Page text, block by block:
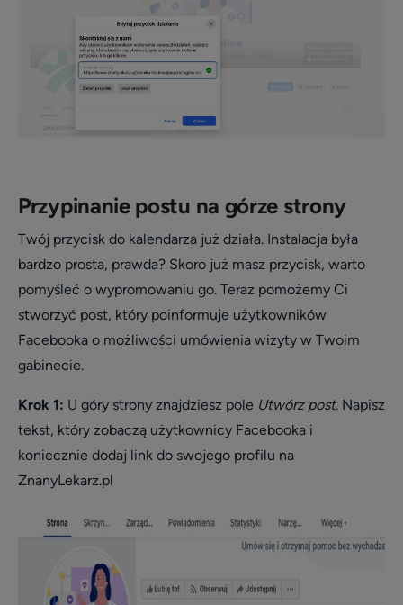
Przypinanie postu na górze strony
Twój przycisk do kalendarza już działa. Instalacja była
bardzo prosta, prawda? Skoro już masz przycisk, warto
pomyśleć o wypromowaniu go. Teraz pomożemy Ci
stworzyć post, który poinformuje użytkowników
Facebooka o możliwości umówienia wizyty w Twoim
gabinecie.
Krok 1: U góry strony znajdziesz pole Utwórz post. Napisz
tekst, który zobaczą użytkownicy Facebooka i
koniecznie dodaj link do swojego profilu na
ZnanyLekarz.pl